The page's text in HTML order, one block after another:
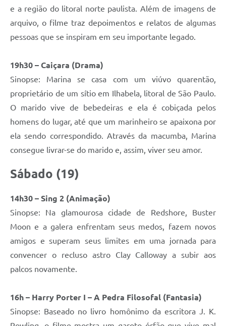
e a região do litoral norte paulista. Além de imagens de
arquivo, o filme traz depoimentos e relatos de algumas
pessoas que se inspiram em seu importante legado.
19h30 – Caiçara (Drama)
Sinopse: Marina se casa com um viúvo quarentão,
proprietário de um sítio em Ilhabela, litoral de São Paulo.
O marido vive de bebedeiras e ela é cobiçada pelos
homens do lugar, até que um marinheiro se apaixona por
ela sendo correspondido. Através da macumba, Marina
consegue livrar-se do marido e, assim, viver seu amor.
Sábado (19)
14h30 – Sing 2 (Animação)
Sinopse: Na glamourosa cidade de Redshore, Buster
Moon e a galera enfrentam seus medos, fazem novos
amigos e superam seus limites em uma jornada para
convencer o recluso astro Clay Calloway a subir aos
palcos novamente.
16h – Harry Porter I – A Pedra Filosofal (Fantasia)
Sinopse: Baseado no livro homônimo da escritora J. K.